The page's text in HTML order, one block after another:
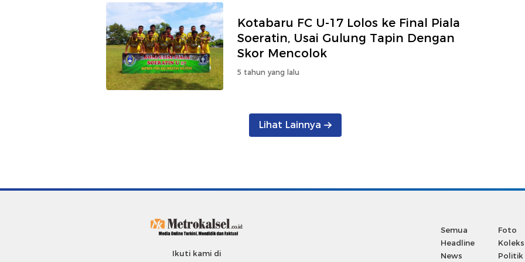
Kotabaru FC U-17 Lolos ke Final Piala
Soeratin, Usai Gulung Tapin Dengan
Skor Mencolok
5 tahun yang lalu
Lihat Lainnya
Ikuti kami di
Semua
Foto
Headline
News
Politik